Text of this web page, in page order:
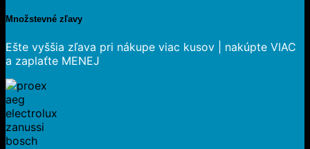
Množstevné zľavy
Ešte vyššia zľava pri nákupe viac kusov | nakúpte VIAC
a zaplaťte MENEJ